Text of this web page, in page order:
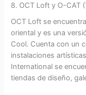
8. OCT Loft y O-CAT
OCT Loft se
oriental y es una
Cool. Cuenta con un
instalaciones
International se
tiendas de diseño,